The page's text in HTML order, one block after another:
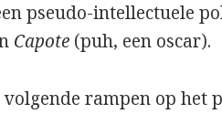
pseudo-intellectuele
Capote (puh, een oscar).
rampen op het